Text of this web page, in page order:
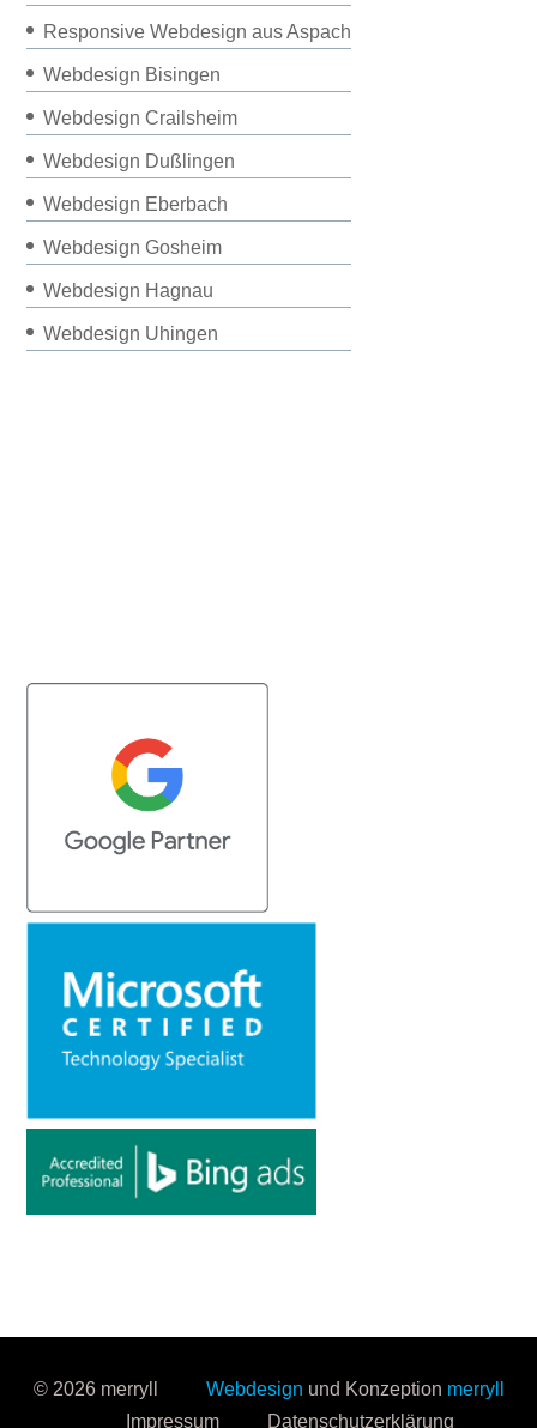
Responsive Webdesign aus Aspach
Webdesign Bisingen
Webdesign Crailsheim
Webdesign Dußlingen
Webdesign Eberbach
Webdesign Gosheim
Webdesign Hagnau
Webdesign Uhingen
© 2026 merryll Webdesign und Konzeption merryll
Impressum
Datenschutzerklärung